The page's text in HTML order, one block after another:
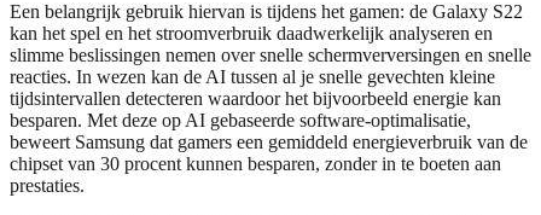
Een belangrijk gebruik hiervan is tijdens het gamen: de Galaxy S22
kan het spel en het stroomverbruik daadwerkelijk analyseren en
slimme beslissingen nemen over snelle schermverversingen en snelle
reacties. In wezen kan de AI tussen al je snelle gevechten kleine
tijdsintervallen detecteren waardoor het bijvoorbeeld energie kan
besparen. Met deze op AI gebaseerde software-optimalisatie,
beweert Samsung dat gamers een gemiddeld energieverbruik van de
chipset van 30 procent kunnen besparen, zonder in te boeten aan
prestaties.